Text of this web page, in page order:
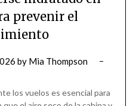
prevenir el
by Mia Thompson
los vuelos es esencial para